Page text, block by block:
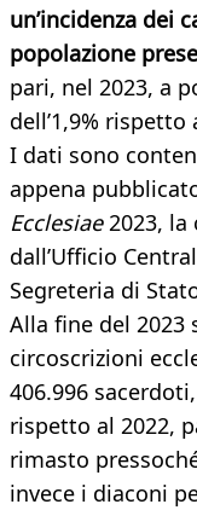
un’incidenza dei
popolazione
pari, nel 2023, a
dell’1,9%
I dati sono
appena
Ecclesiae2023, la
dall’Ufficio
Segreteria di
Alla fine del 2023
circoscrizioni
406.996
rispetto al 2022,
rimasto
invece i diaconi